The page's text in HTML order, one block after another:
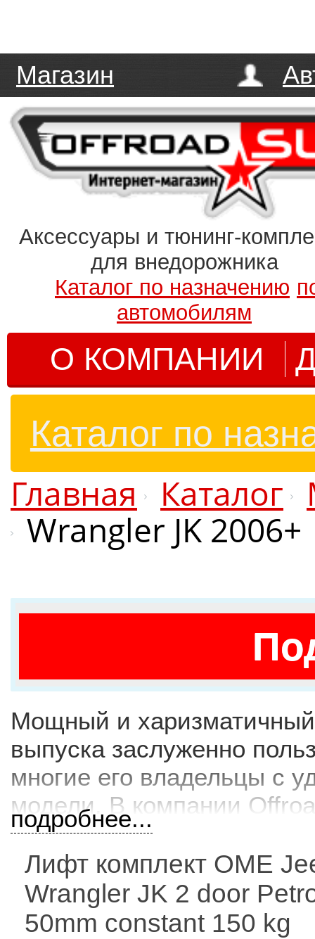
Магазин
Аксессуары и тюнинг-
для внедорожника
Каталог по назначению
автомобилям
О КОМПАНИИ
Каталог по
Главная Каталог
Wrangler JK 2006+
Мощный и харизматичный
выпуска заслуженно
многие его владельцы с
модели. В компании
дополнительного
а также оригинальные
приобрести по
подробнее...
Лифт комплект OME
Wrangler JK 2 door
50mm constant 150 kg